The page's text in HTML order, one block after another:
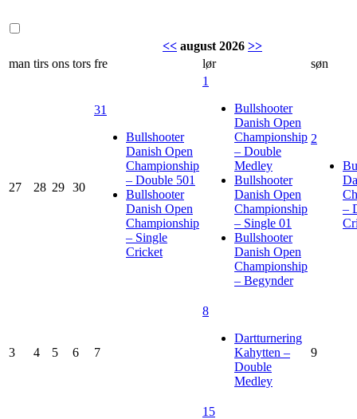
<< august 2026 >>
man tirs ons tors fre lør søn
27 28 29 30
31
Bullshooter
Danish Open
Championship
– Double 501
Bullshooter
Danish Open
Championship
– Single
Cricket
1
Bullshooter
Danish Open
Championship
– Double
Medley
Bullshooter
Danish Open
Championship
– Single 01
Bullshooter
Danish Open
Championship
– Begynder
2
–
3 4 5 6 7
8
Dartturnering
Kahytten –
Double
Medley
9
15